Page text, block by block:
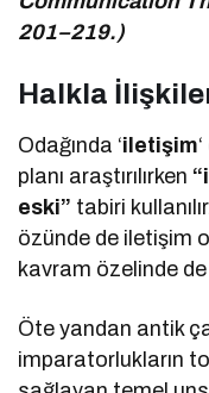
201–219.)
Halkla
Odağında ‘iletişim
planı araştırılırken
eski” tabiri
özünde de iletişim
kavram özelinde
Öte yandan antik
imparatorlukların